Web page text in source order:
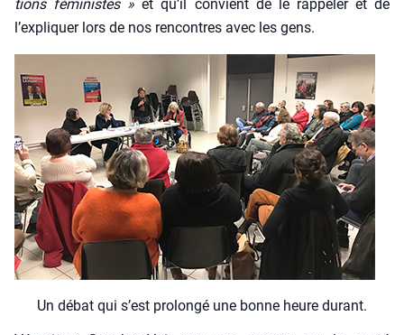
tions fémi­nistes » et qu’il convient de le rap­pe­ler et de
l’expliquer lors de nos ren­contres avec les gens.
Un débat qui s’est pro­lon­gé une bonne heure durant.